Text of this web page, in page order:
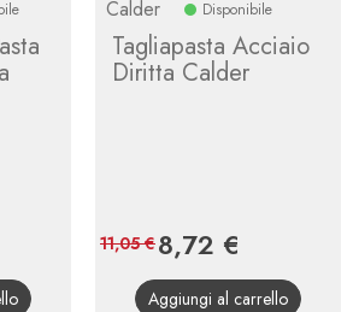
Calder Disponibile
Tagliapasta Acciaio
Diritta Calder
Prezzo
8,72 €
base
11,05 €
Aggiungi al carrello